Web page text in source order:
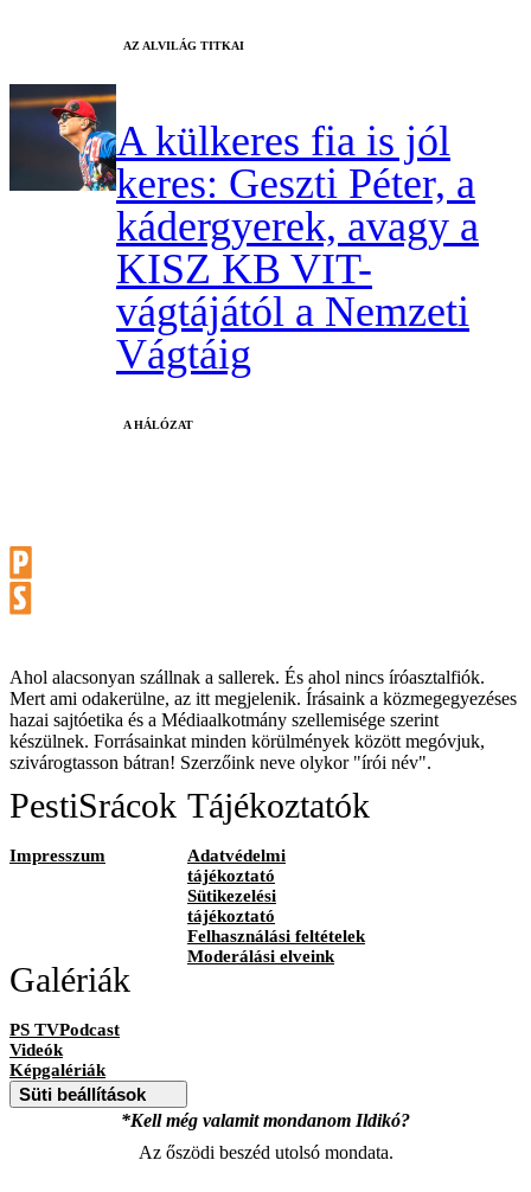
AZ ALVILÁG TITKAI
A külkeres fia is jól
keres: Geszti Péter, a
kádergyerek, avagy a
KISZ KB VIT-
vágtájától a Nemzeti
Vágtáig
A HÁLÓZAT
Ahol alacsonyan szállnak a sallerek. És ahol nincs íróasztalfiók.
Mert ami odakerülne, az itt megjelenik. Írásaink a közmegegyezéses
hazai sajtóetika és a Médiaalkotmány szellemisége szerint
készülnek. Forrásainkat minden körülmények között megóvjuk,
szivárogtasson bátran! Szerzőink neve olykor "írói név".
PestiSrácok
Impresszum
Tájékoztatók
Adatvédelmi
tájékoztató
Sütikezelési
tájékoztató
Felhasználási feltételek
Moderálási elveink
Galériák
PS TVPodcast
Videók
Képgalériák
Süti beállítások
*Kell még valamit mondanom Ildikó?
Az őszödi beszéd utolsó mondata.